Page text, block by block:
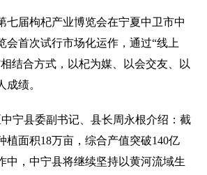
七届枸杞产业博览会在宁夏中卫市中
会首次试行市场化运作，通过“线上
结合方式，以杞为媒、以会交友、以
绩。
宁县委副书记、县长周永根介绍：截
植面积18万亩，综合产值突破140亿
中，中宁县将继续坚持以黄河流域生